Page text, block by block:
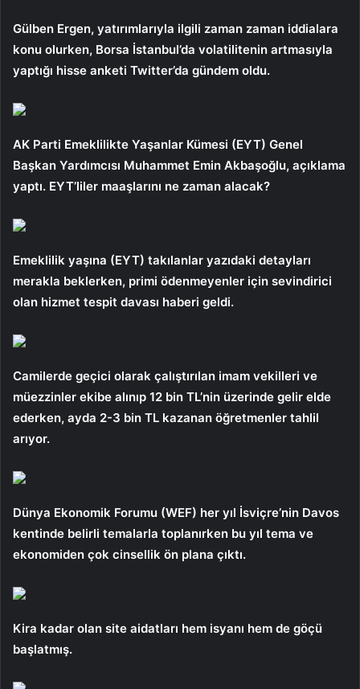
Gülben Ergen, yatırımlarıyla ilgili zaman zaman iddialara
konu olurken, Borsa İstanbul’da volatilitenin artmasıyla
yaptığı hisse anketi Twitter’da gündem oldu.
AK Parti Emeklilikte Yaşanlar Kümesi (EYT) Genel
Başkan Yardımcısı Muhammet Emin Akbaşoğlu, açıklama
yaptı. EYT’liler maaşlarını ne zaman alacak?
Emeklilik yaşına (EYT) takılanlar yazıdaki detayları
merakla beklerken, primi ödenmeyenler için sevindirici
olan hizmet tespit davası haberi geldi.
Camilerde geçici olarak çalıştırılan imam vekilleri ve
müezzinler ekibe alınıp 12 bin TL’nin üzerinde gelir elde
ederken, ayda 2-3 bin TL kazanan öğretmenler tahlil
arıyor.
Dünya Ekonomik Forumu (WEF) her yıl İsviçre’nin Davos
kentinde belirli temalarla toplanırken bu yıl tema ve
ekonomiden çok cinsellik ön plana çıktı.
Kira kadar olan site aidatları hem isyanı hem de göçü
başlatmış.